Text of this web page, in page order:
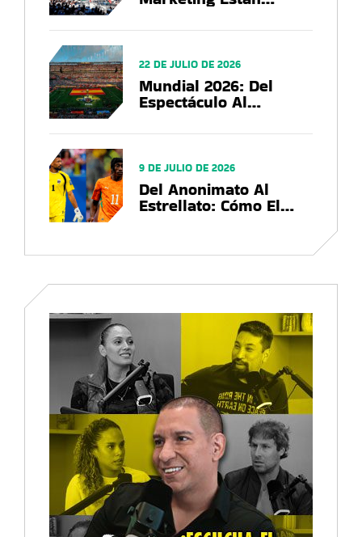
En El US Open 2026?
Mundial 2026: Del
Espectáculo Al
Que Deja La Copa Del
22 DE JULIO DE 2026
Del Anonimato Al
Estrellato: Cómo El
En Marcas Globales
9 DE JULIO DE 2026